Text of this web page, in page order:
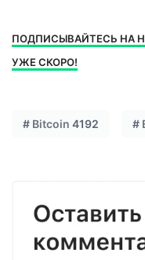
ПОДПИСЫВАЙТЕСЬ НА
УЖЕ СКОРО!
# Bitcoin 4192 #